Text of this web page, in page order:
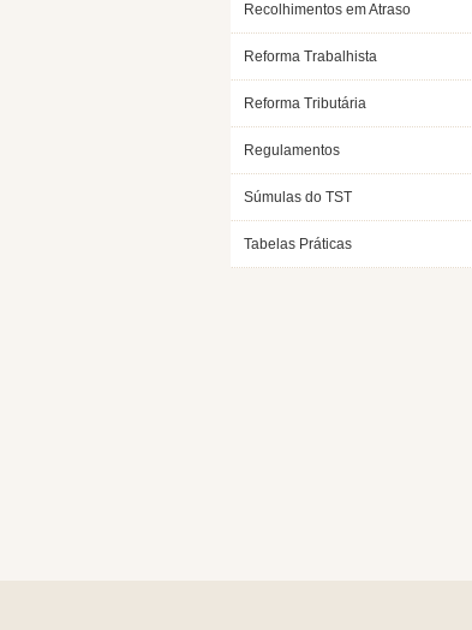
Recolhimentos em Atraso
Reforma Trabalhista
Reforma Tributária
Regulamentos
Súmulas do TST
Tabelas Práticas